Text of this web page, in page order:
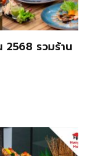
2568 รวมร้าน